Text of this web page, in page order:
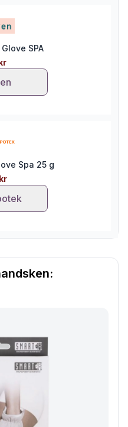
SPA
Spa 25 g